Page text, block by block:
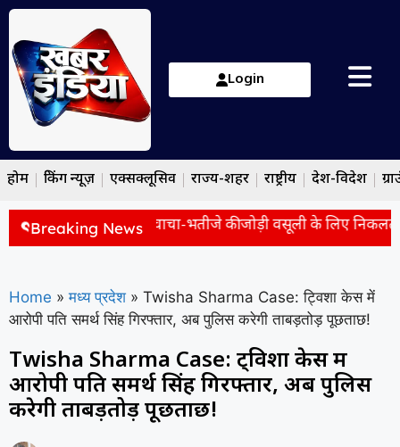
Login
होम ब्रेकिंग न्यूज़ एक्सक्लूसिव राज्य-शहर राष्ट्रीय देश-विदेश
Breaking News
पर बड़ा हमला, बोले- ‘चाचा-भतीजे की जोड़ी वसूली के लिए निकलती
Home » मध्य प्रदेश » Twisha Sharma Case: ट्विशा केस में
आरोपी पति समर्थ सिंह गिरफ्तार, अब पुलिस करेगी ताबड़तोड़ पूछताछ!
Twisha Sharma Case: ट्विशा केस में
आरोपी पति समर्थ सिंह गिरफ्तार, अब पुलिस
करेगी ताबड़तोड़ पूछताछ!